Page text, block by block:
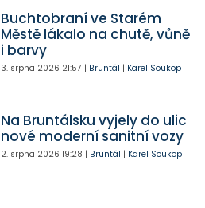
Buchtobraní ve Starém
Městě lákalo na chutě, vůně
i barvy
3. srpna 2026 21:57 | Bruntál | Karel Soukop
Na Bruntálsku vyjely do ulic
nové moderní sanitní vozy
2. srpna 2026 19:28 | Bruntál | Karel Soukop